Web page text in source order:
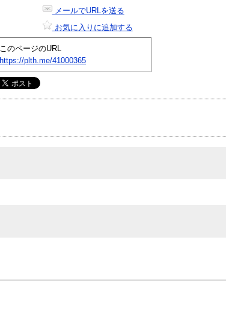
メールでURLを送る
お気に入りに追加する
このページのURL
https://plth.me/41000365